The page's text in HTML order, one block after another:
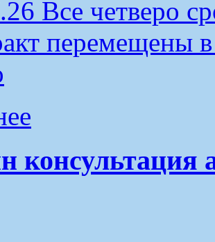
Все четверо
перемещены
консультация